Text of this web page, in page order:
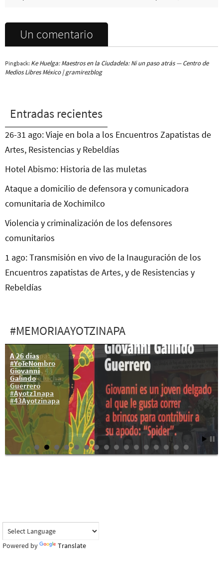
Un comentario
Pingback: Ke Huelga: Maestros en la Ciudadela: Ni un paso atrás — Centro de
Medios Libres México | gramirezblog
Entradas recientes
26-31 ago: Viaje en bola a los Encuentros Zapatistas de
Artes, Resistencias y Rebeldías
Hotel Abismo: Historia de las muletas
Ataque a domicilio de defensora y comunicadora
comunitaria de Xochimilco
Violencia y criminalización de los defensores
comunitarios
1 ago: Transmisión en vivo de la Inauguración de los
Encuentros zapatistas de Artes, y de Resistencias y
Rebeldías
#MEMORIAAYOTZINAPA
A 26 días
#YoTeNombro
Giovanni
Galindo
Guerrero
#Ayotz1napa
#43Ayotzinapa
Ayotzinapa: 43
meses de
injusticia, 43
meses de lucha
Powered by Translate